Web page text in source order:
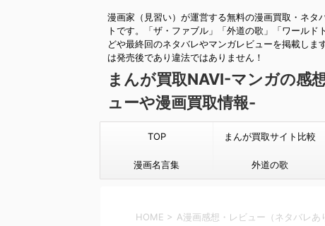
漫画家（見習い）が運営する無料の漫画買取・ネタ
トです。「ザ・ファブル」「外道の歌」「ワールド
どや最終回のネタバレやマンガレビューを掲載しま
は発売後であり違法ではありません！
まんが買取NAVI-マンガの感
ューや漫画買取情報-
TOP まんが買取サイト比較
漫画名言集 外道の歌
HOME > A漫画感想・レビュー（ネタバレあ